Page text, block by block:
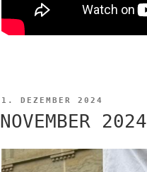
VERÖFFENTLICHT
1. DEZEMBER 2024
NOVEMBER 2024